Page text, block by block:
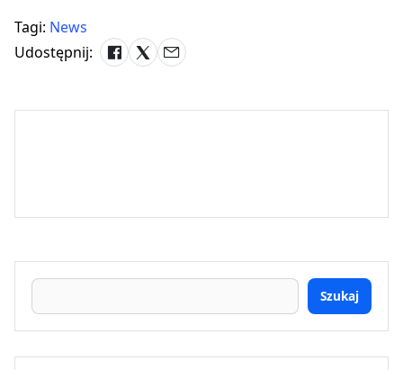
Tagi: News
Udostępnij:
Szukaj